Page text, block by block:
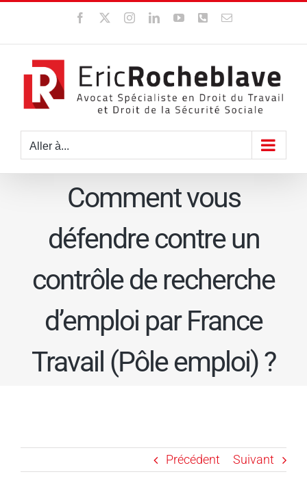
contenu
Facebook InstagramLinkedInYouTubeWhatsApp
Email
Aller à...
Comment vous
défendre contre un
contrôle de recherche
d’emploi par France
Travail (Pôle emploi) ?
Précédent Suivant